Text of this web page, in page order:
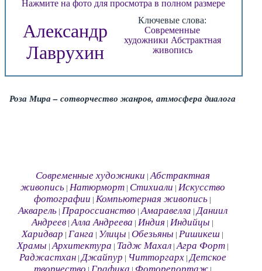
Нажмите на фото для просмотра в полном размере
Александр
Лаврухин
Ключевые слова:
Современные
художники Абстрактная
живопись
Роза Мира – сотворчество жанров, атмосфера диалога
Современные художники |Абстрактная
живопись| Натюрморт| Стихиали Искусство
фотографии |Компьютерная живопись
Акварель| Прароссианство |Амаравелла |Даниил
Андреев |Алла Андреева |Индия |Индийцы
Харидвар |Ганга Улицы |Обезьяны |Ришикеш
Храмы |Архитектура Тадж Махал|Агра Форт|
Раджастхан|Джайпур Читторгарх|Детское